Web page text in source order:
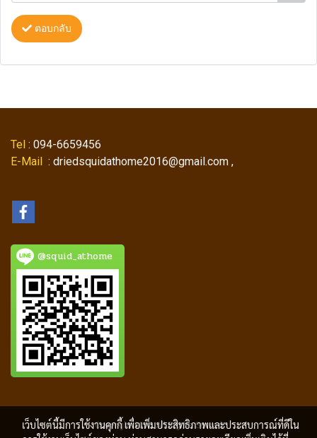
ตอบกลับ
Tel : 094-6659456
E-Mail : driedsquidathome2016@gmail.com ,
@squid_athome
Copyright 2018 All Rigths Served
เว็บไซต์นี้มีการใช้งานคุกกี้ เพื่อเพิ่มประสิทธิภาพและประสบการณ์ที่ดีใน